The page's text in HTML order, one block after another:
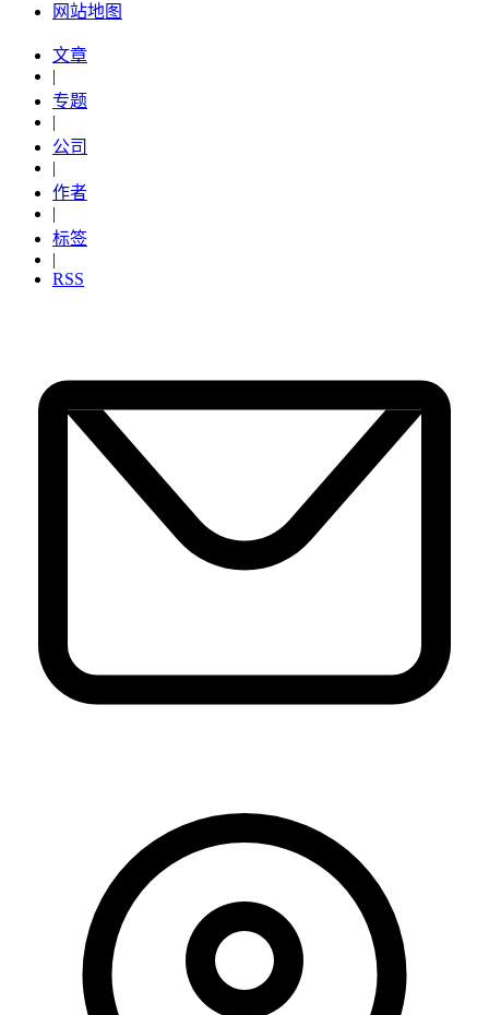
网站地图
文章
|
专题
|
公司
|
作者
|
标签
|
RSS